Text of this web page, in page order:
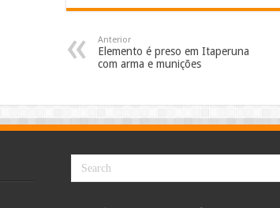
Anterior
Elemento é preso em Itaperuna
com arma e munições